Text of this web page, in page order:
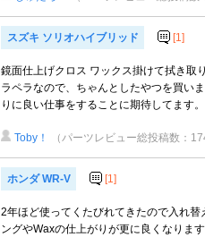
スズキ ソリオハイブリッド [1]
鏡面仕上げクロス ワックス掛けて拭き取
ラペラなので、ちゃんとしたやつを買い
りに良い仕事をすることに期待してます。
Toby！ （パーツレビュー総投稿数：
ホンダ WR-V [1]
2年ほど使ってくたびれてきたので入れ
ングやWaxの仕上がりが更に良くなりま